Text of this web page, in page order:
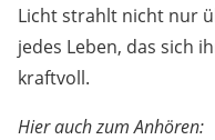
Licht strahlt nicht nur
jedes Leben, das sich
kraftvoll.
Hier auch zum Anhören: